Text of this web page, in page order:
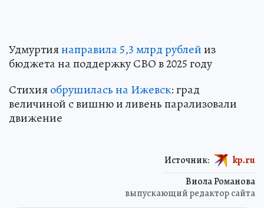
Удмуртиянаправила 5,3 млрд рублейиз
бюджета на поддержку СВО в 2025 году
Стихияобрушилась на Ижевск: град
величиной с вишню и ливень парализовали
движение
Виола Романова
выпускающий редактор сайта
Источник: kp.ru